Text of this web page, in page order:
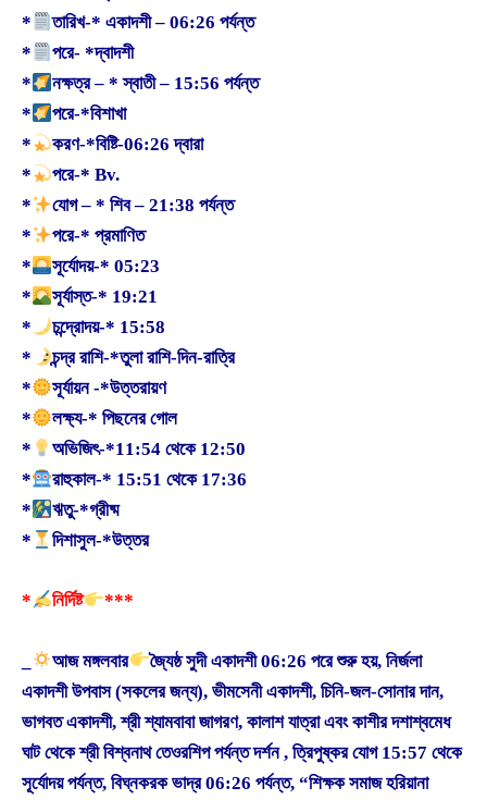
*
তারিখ-* একাদশী – 06:26 পর্যন্ত
*
পরে- *দ্বাদশী
*
নক্ষত্র – * স্বাতী – 15:56 পর্যন্ত
*
পরে-*বিশাখা
*
করণ-*বিষ্টি-06:26 দ্বারা
*
পরে-* Bv.
*
যোগ – * শিব – 21:38 পর্যন্ত
*
পরে-* প্রমাণিত
*
সূর্যোদয়-* 05:23
*
সূর্যাস্ত-* 19:21
*
চন্দ্রোদয়-* 15:58
*
চন্দ্র রাশি-*তুলা রাশি-দিন-রাত্রি
*
সূর্যায়ন -*উত্তরায়ণ
*
লক্ষ্য-* পিছনের গোল
*
অভিজিৎ-*11:54 থেকে 12:50
*
রাহুকাল-* 15:51 থেকে 17:36
*
ঋতু-*গ্রীষ্ম
*
দিশাসুল-*উত্তর
* নির্দিষ্ট ***
আজ মঙ্গলবার
জ্যৈষ্ঠ সুদী একাদশী 06:26 পরে শুরু হয়, নির্জলা
একাদশী উপবাস (সকলের জন্য), ভীমসেনী একাদশী, চিনি-জল-সোনার দান,
ভাগবত একাদশী, শ্রী শ্যামবাবা জাগরণ, কালাশ যাত্রা এবং কাশীর দশাশ্বমেধ
ঘাট থেকে শ্রী বিশ্বনাথ তেওরশিপ পর্যন্ত দর্শন , ত্রিপুষ্কর যোগ 15:57 থেকে
সূর্যোদয় পর্যন্ত, বিঘ্নকরক ভাদ্র 06:26 পর্যন্ত, “শিক্ষক সমাজ হরিয়ানা